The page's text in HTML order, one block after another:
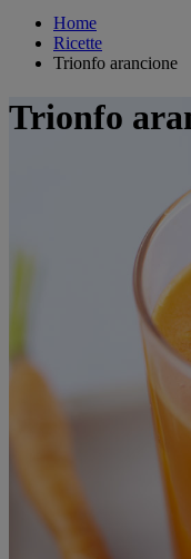
Home
Ricette
Trionfo arancione
Trionfo